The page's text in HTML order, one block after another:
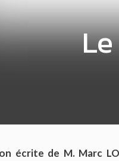
écrite de M. Marc